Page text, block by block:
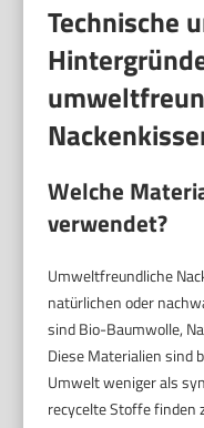
Technische
Welche
verwendet?
Umweltfreundliche
natürlichen oder
sind Bio-Baumwolle,
Diese Materialien sind
Umwelt weniger als
recycelte Stoffe finden